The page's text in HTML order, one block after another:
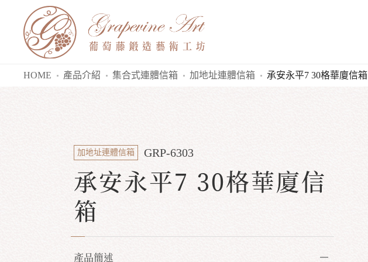
HOME 產品介紹 集合式連體信箱 加地址連體信箱 承安永平7 30格華廈信箱
加地址連體信箱 GRP-6303
承安永平7 30格華廈信
箱
產品簡述